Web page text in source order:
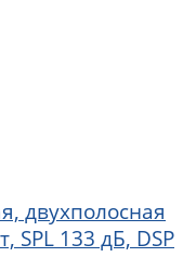
двухполосная
SPL 133 дБ, DSP